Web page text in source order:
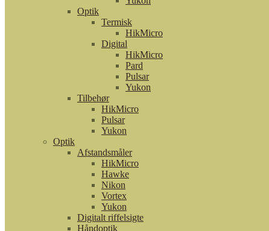
Optik
Termisk
HikMicro
Digital
HikMicro
Pard
Pulsar
Yukon
Tilbehør
HikMicro
Pulsar
Yukon
Optik
Afstandsmåler
HikMicro
Hawke
Nikon
Vortex
Yukon
Digitalt riffelsigte
Håndoptik